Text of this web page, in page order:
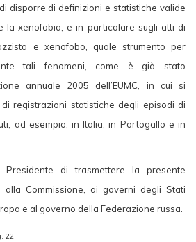
disporre di definizioni e statistiche valide
la xenofobia, e in particolare sugli atti di
e xenofobo, quale strumento per
tali fenomeni, come è già stato
annuale 2005 dell’EUMC, in cui si
registrazioni statistiche degli episodi di
ad esempio, in Italia, in Portogallo e in
di trasmettere la presente
alla Commissione, ai governi degli Stati
e al governo della Federazione russa.
22.